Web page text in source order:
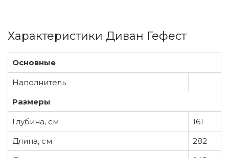
Характеристики Диван Гефест
Основные
Наполнитель
Размеры
Глубина, см
161
Длина, см
282